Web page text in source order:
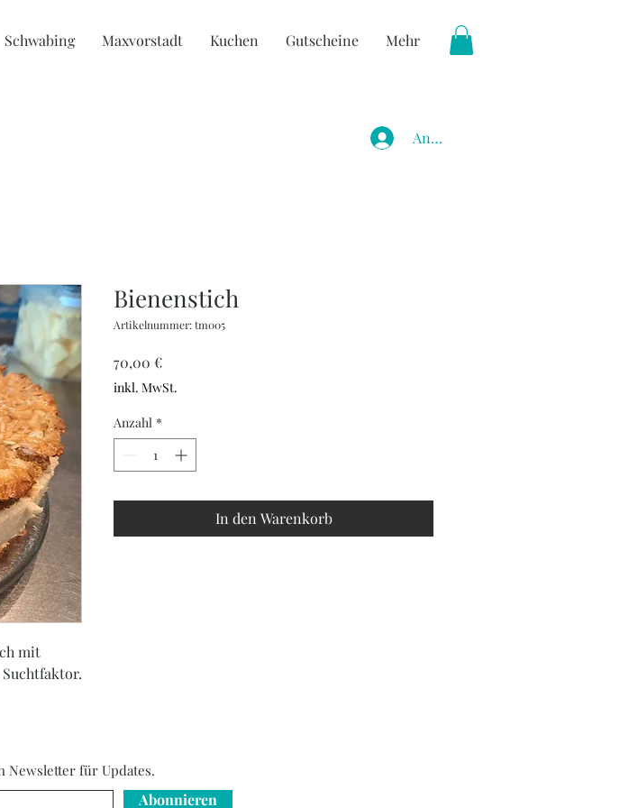
Schwabing Maxvorstadt Kuchen Gutscheine Mehr
Anmelden
mit
Bienenstich
Artikelnummer: tm005
70,00 €Preis
inkl. MwSt.
Anzahl *
In den Warenkorb
Newsletter für Updates.
Abonnieren